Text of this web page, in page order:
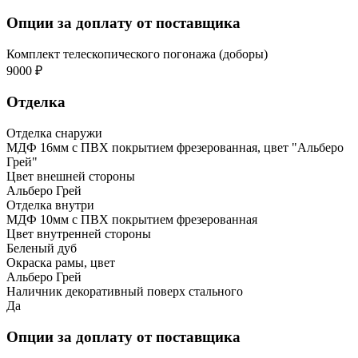
Опции за доплату от поставщика
Комплект телескопического погонажа (доборы)
9000 ₽
Отделка
Отделка снаружи
МДФ 16мм с ПВХ покрытием фрезерованная, цвет "Альберо
Грей"
Цвет внешней стороны
Альберо Грей
Отделка внутри
МДФ 10мм с ПВХ покрытием фрезерованная
Цвет внутренней стороны
Беленый дуб
Окраска рамы, цвет
Альберо Грей
Наличник декоративный поверх стального
Да
Опции за доплату от поставщика